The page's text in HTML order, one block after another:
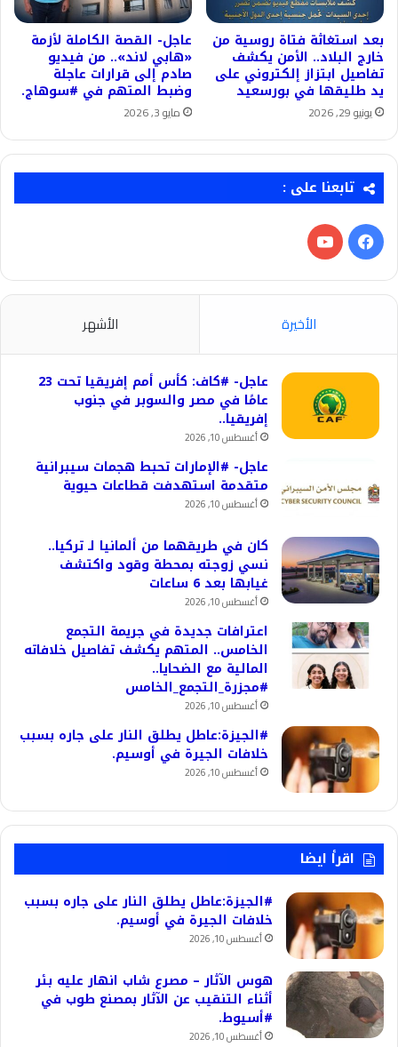
بعد استغاثة فتاة روسية من
خارج البلاد.. الأمن يكشف
تفاصيل ابتزاز إلكتروني على
يد طليقها في بورسعيد
يونيو 29, 2026
عاجل- القصة الكاملة لأزمة
«هابي لاند».. من فيديو
صادم إلى قرارات عاجلة
وضبط المتهم في #سوهاج.
مايو 3, 2026
تابعنا على :
فيسبوك‫YouTube
الأخيرة الأشهر
عاجل- #كاف: كأس أمم إفريقيا تحت 23
عامًا في مصر والسوبر في جنوب
إفريقيا..
أغسطس 10, 2026
عاجل- #الإمارات تحبط هجمات سيبرانية
متقدمة استهدفت قطاعات حيوية
أغسطس 10, 2026
كان في طريقهما من ألمانيا لـ تركيا..
نسي زوجته بمحطة وقود واكتشف
غيابها بعد 6 ساعات
أغسطس 10, 2026
اعترافات جديدة في جريمة التجمع
الخامس.. المتهم يكشف تفاصيل خلافاته
المالية مع الضحايا..
#مجزرة_التجمع_الخامس
أغسطس 10, 2026
#الجيزة:عاطل يطلق النار على جاره بسبب
خلافات الجيرة في أوسيم.
أغسطس 10, 2026
اقرأ ايضا
#الجيزة:عاطل يطلق النار على جاره بسبب
خلافات الجيرة في أوسيم.
أغسطس 10, 2026
هوس الآثار – مصرع شاب انهار عليه بئر
أثناء التنقيب عن الآثار بمصنع طوب في
#أسيوط.
أغسطس 10, 2026